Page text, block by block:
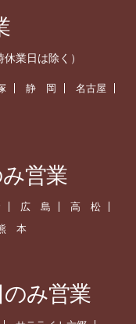
業日は除く）
静 岡
名古屋
営業
広 島
高 松
本
み営業